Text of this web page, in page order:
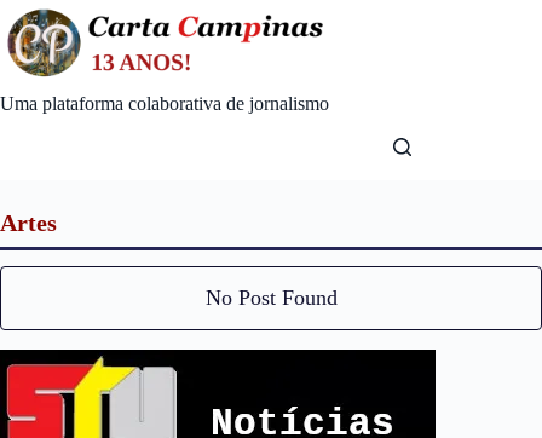
Skip
to
content
Uma plataforma colaborativa de jornalismo
Artes
No Post Found